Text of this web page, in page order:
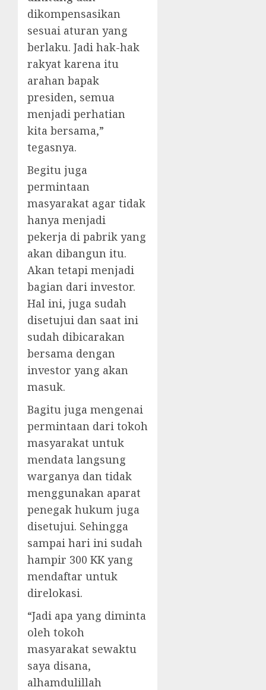
dikompensasikan
sesuai aturan yang
berlaku. Jadi hak-hak
rakyat karena itu
arahan bapak
presiden, semua
menjadi perhatian
kita bersama,”
tegasnya.
Begitu juga
permintaan
masyarakat agar tidak
hanya menjadi
pekerja di pabrik yang
akan dibangun itu.
Akan tetapi menjadi
bagian dari investor.
Hal ini, juga sudah
disetujui dan saat ini
sudah dibicarakan
bersama dengan
investor yang akan
masuk.
Bagitu juga mengenai
permintaan dari tokoh
masyarakat untuk
mendata langsung
warganya dan tidak
menggunakan aparat
penegak hukum juga
disetujui. Sehingga
sampai hari ini sudah
hampir 300 KK yang
mendaftar untuk
direlokasi.
“Jadi apa yang diminta
oleh tokoh
masyarakat sewaktu
saya disana,
alhamdulillah